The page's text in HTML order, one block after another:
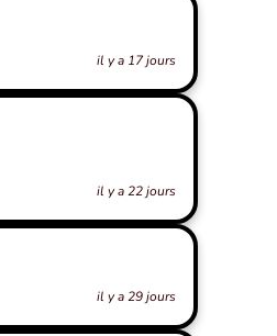
il y a 17 jours
il y a 22 jours
il y a 29 jours